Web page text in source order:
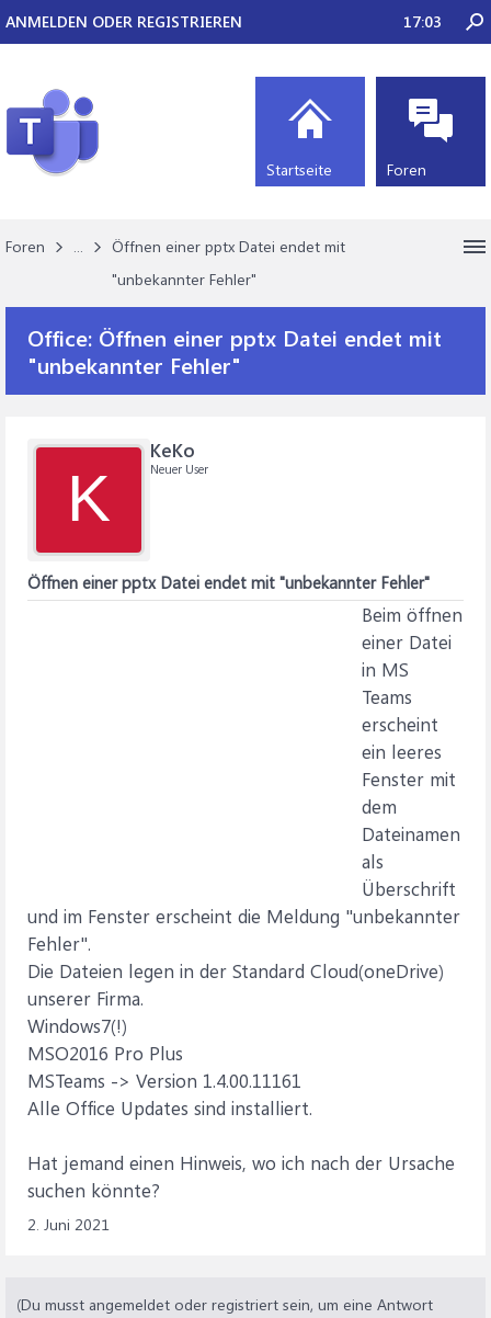
Foren ...
Öffnen einer pptx Datei endet mit
"unbekannter Fehler"
Office: Öffnen einer pptx Datei endet mit
"unbekannter Fehler"
K
KeKo
Neuer User
Öffnen einer pptx Datei endet mit "unbekannter Fehler"
Beim öffnen
einer Datei
in MS
Teams
erscheint
ein leeres
Fenster mit
dem
Dateinamen
als
Überschrift
und im Fenster erscheint die Meldung "unbekannter
Fehler".
Die Dateien legen in der Standard Cloud(oneDrive)
unserer Firma.
Windows7(!)
MSO2016 Pro Plus
MSTeams -> Version 1.4.00.11161
Alle Office Updates sind installiert.
Hat jemand einen Hinweis, wo ich nach der Ursache
suchen könnte?
2. Juni 2021
(Du musst angemeldet oder registriert sein, um eine Antwort
ANMELDEN ODER REGISTRIEREN 17:03
Startseite Foren